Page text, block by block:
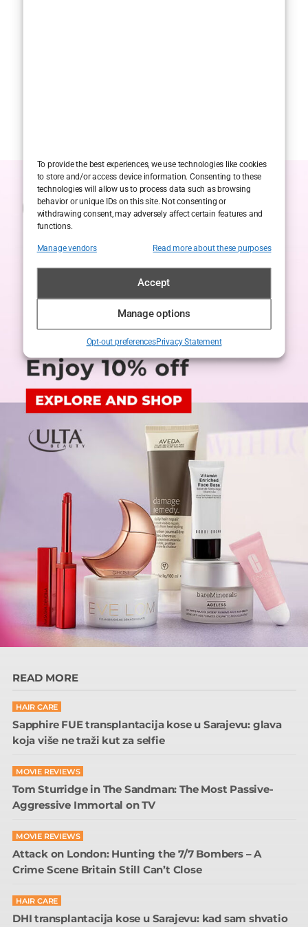
To provide the best experiences, we use technologies like cookies
to store and/or access device information. Consenting to these
technologies will allow us to process data such as browsing
behavior or unique IDs on this site. Not consenting or
withdrawing consent, may adversely affect certain features and
functions.
Manage vendors Read more about these purposes
Accept
Manage options
Opt-out preferencesPrivacy Statement
READ MORE
HAIR CARE
Sapphire FUE transplantacija kose u Sarajevu: glava
koja više ne traži kut za selfie
MOVIE REVIEWS
Tom Sturridge in The Sandman: The Most Passive-
Aggressive Immortal on TV
MOVIE REVIEWS
Attack on London: Hunting the 7/7 Bombers – A
Crime Scene Britain Still Can’t Close
HAIR CARE
DHI transplantacija kose u Sarajevu: kad sam shvatio